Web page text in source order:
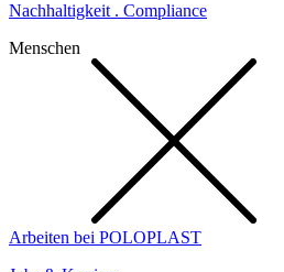
Nachhaltigkeit . Compliance
Menschen
Arbeiten bei POLOPLAST